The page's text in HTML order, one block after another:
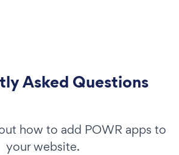
Asked Questions
how to add POWR apps to
your website.